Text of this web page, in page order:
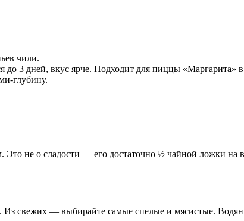
чили.
3 дней, вкус ярче. Подходит для пиццы «Маргарита» в
глубину.
Это не о сладости — его достаточно ½ чайной ложки
Из свежих — выбирайте самые спелые и мясистые.